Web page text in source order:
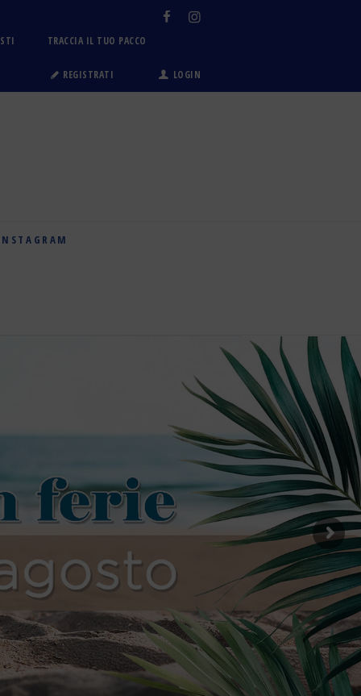
TRACCIA IL TUO PACCO
REGISTRATI LOGIN